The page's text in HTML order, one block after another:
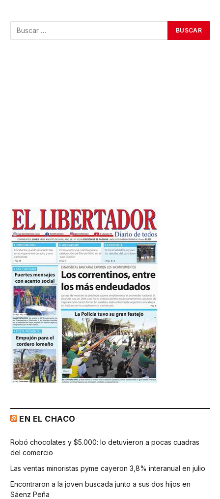
EN EL CHACO
Robó chocolates y $5.000: lo detuvieron a pocas cuadras
del comercio
Las ventas minoristas pyme cayeron 3,8% interanual en julio
Encontraron a la joven buscada junto a sus dos hijos en
Sáenz Peña